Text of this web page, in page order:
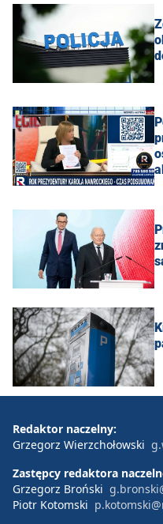
Redaktor naczelny:
Grzegorz Wierzchołowski
Zastępcy redaktora
Grzegorz Broński
Piotr Kotomski